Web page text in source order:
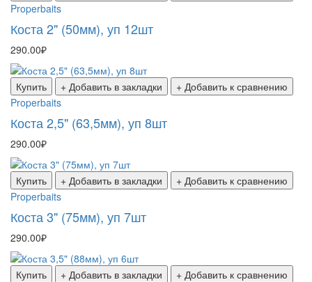
Properbaits
Коста 2" (50мм), уп 12шт
290.00₽
Купить + Добавить в закладки
+ Добавить к сравнению
Properbaits
Коста 2,5" (63,5мм), уп 8шт
290.00₽
Купить + Добавить в закладки
+ Добавить к сравнению
Properbaits
Коста 3" (75мм), уп 7шт
290.00₽
Купить + Добавить в закладки
+ Добавить к сравнению